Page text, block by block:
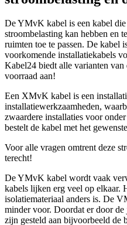
De YMvK kabel is een kabel
stroombelasting kan hebben en
ruimten toe te passen. De kabel
voorkomende installatiekabels
Kabel24 biedt alle varianten
voorraad aan!
Een XMvK kabel is een
installatiewerkzaamheden,
zwaardere installaties voor
bestelt de kabel met het
Voor alle vragen omtrent deze
terecht!
De YMvK kabel wordt vaak
kabels lijken erg veel op elkaar.
isolatiemateriaal anders is. De
minder voor. Doordat er door de
zijn gesteld aan bijvoorbeeld de